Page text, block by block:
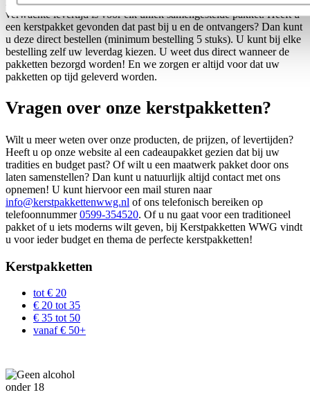
verwachte levertijd is voor elk uniek samengestelde pakket. Heeft u
een kerstpakket gevonden dat past bij u en de ontvangers? Dan kunt
u deze direct bestellen (minimum bestelling 5 stuks). U kunt bij elke
bestelling zelf uw leverdag kiezen. U weet dus direct wanneer de
pakketten bezorgd worden! En we zorgen er altijd voor dat uw
pakketten op tijd geleverd worden.
Vragen over onze kerstpakketten?
Wilt u meer weten over onze producten, de prijzen, of levertijden?
Heeft u op onze website al een cadeaupakket gezien dat bij uw
tradities en budget past? Of wilt u een maatwerk pakket door ons
laten samenstellen? Dan kunt u natuurlijk altijd contact met ons
opnemen! U kunt hiervoor een mail sturen naar
info@kerstpakkettenwwg.nl of ons telefonisch bereiken op
telefoonnummer0599-354520. Of u nu gaat voor een traditioneel
pakket of u iets moderns wilt geven, bij Kerstpakketten WWG vindt
u voor ieder budget en thema de perfecte kerstpakketten!
Kerstpakketten
tot € 20
€ 20 tot 35
€ 35 tot 50
vanaf € 50+